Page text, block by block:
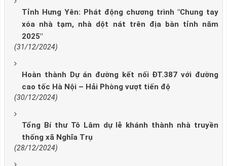
Tỉnh Hưng Yên: Phát động chương trình "Chung tay
xóa nhà tạm, nhà dột nát trên địa bàn tỉnh năm
2025"
(31/12/2024)
Hoàn thành Dự án đường kết nối ĐT.387 với đường
cao tốc Hà Nội – Hải Phòng vượt tiến độ
(30/12/2024)
Tổng Bí thư Tô Lâm dự lễ khánh thành nhà truyền
thống xã Nghĩa Trụ
(28/12/2024)